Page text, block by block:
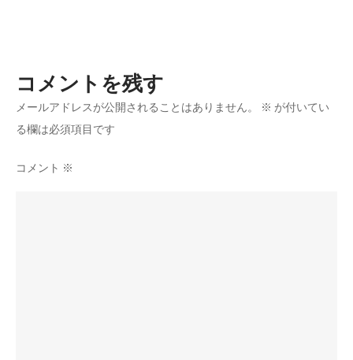
と
の
シ
ョ
ン
コメントを残す
メールアドレスが公開されることはありません。 ※ が付いてい
る欄は必須項目です
コメント ※